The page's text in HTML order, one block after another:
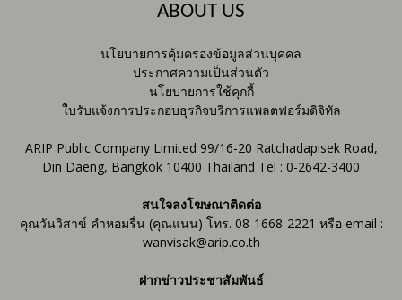
ABOUT US
นโยบายการคุ้มครองข้อมูลส่วนบุคคล
ประกาศความเป็นส่วนตัว
นโยบายการใช้คุกกี้
ใบรับแจ้งการประกอบธุรกิจบริการแพลตฟอร์มดิจิทัล
ARIP Public Company Limited 99/16-20 Ratchadapisek Road,
Din Daeng, Bangkok 10400 Thailand Tel : 0-2642-3400
สนใจลงโฆษณาติดต่อ
คุณวันวิสาข์ คำหอมรื่น (คุณแนน) โทร. 08-1668-2221 หรือ email :
wanvisak@arip.co.th
ฝากข่าวประชาสัมพันธ์